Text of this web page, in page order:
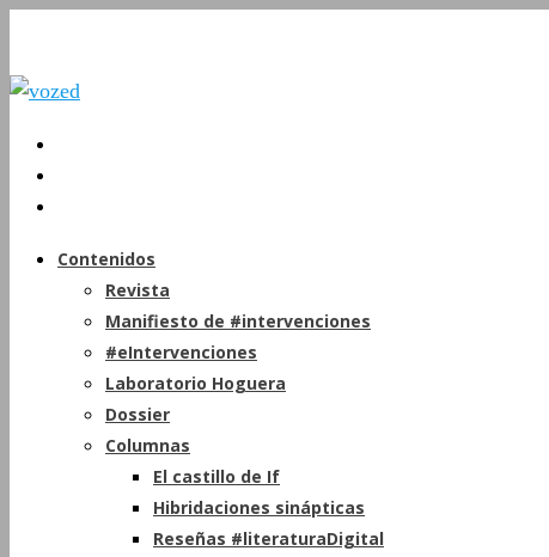
Contenidos
Revista
Manifiesto de #intervenciones
#eIntervenciones
Laboratorio Hoguera
Dossier
Columnas
El castillo de If
Hibridaciones sinápticas
Reseñas #literaturaDigital